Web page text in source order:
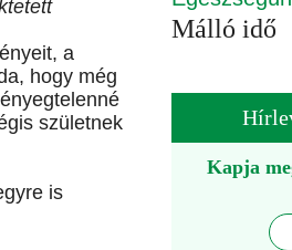
a
hogy még
születnek
is
Málló idő
Kapja